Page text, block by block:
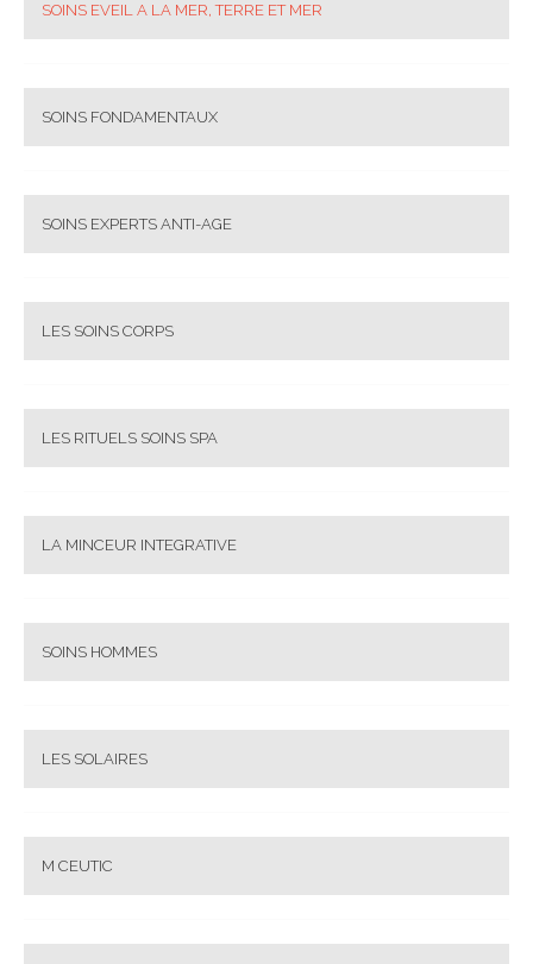
SOINS EVEIL A LA MER, TERRE ET MER
SOINS FONDAMENTAUX
SOINS EXPERTS ANTI-AGE
LES SOINS CORPS
LES RITUELS SOINS SPA
LA MINCEUR INTEGRATIVE
SOINS HOMMES
LES SOLAIRES
M CEUTIC